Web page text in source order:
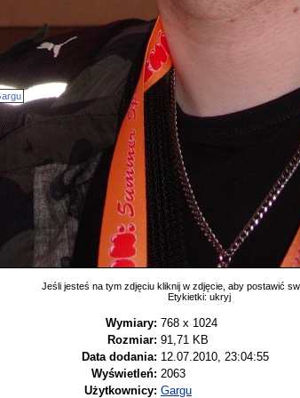
Jeśli jesteś na tym zdjęciu kliknij w zdjęcie, aby postawić
Etykietki: ukryj
Wymiary: 768 x 1024
Rozmiar: 91,71 KB
Data dodania: 12.07.2010, 23:04:55
Wyświetleń: 2063
Użytkownicy: Gargu